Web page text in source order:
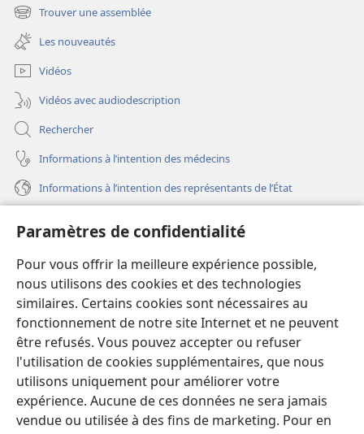
Paramètres de confidentialité
Pour vous offrir la meilleure expérience possible,
nous utilisons des cookies et des technologies
similaires. Certains cookies sont nécessaires au
fonctionnement de notre site Internet et ne peuvent
être refusés. Vous pouvez accepter ou refuser
l'utilisation de cookies supplémentaires, que nous
utilisons uniquement pour améliorer votre
expérience. Aucune de ces données ne sera jamais
vendue ou utilisée à des fins de marketing. Pour en
une
nouvelle
fenêtre)
Trouver une assemblée
(ouvre
une
nouvelle
fenêtre)
Les nouveautés
Vidéos
Vidéos avec audiodescription
Rechercher
Informations à l’intention des médecins
Informations à l’intention des représentants de l’État
(ouvre
une
nouvelle
fenêtre)
Bibliothèque en ligne
(ouvre
une
nouvelle
fenêtre)
JW Hub®
(ouvre
une
nouvelle
fenêtre)
JW Library
Watchtower Library